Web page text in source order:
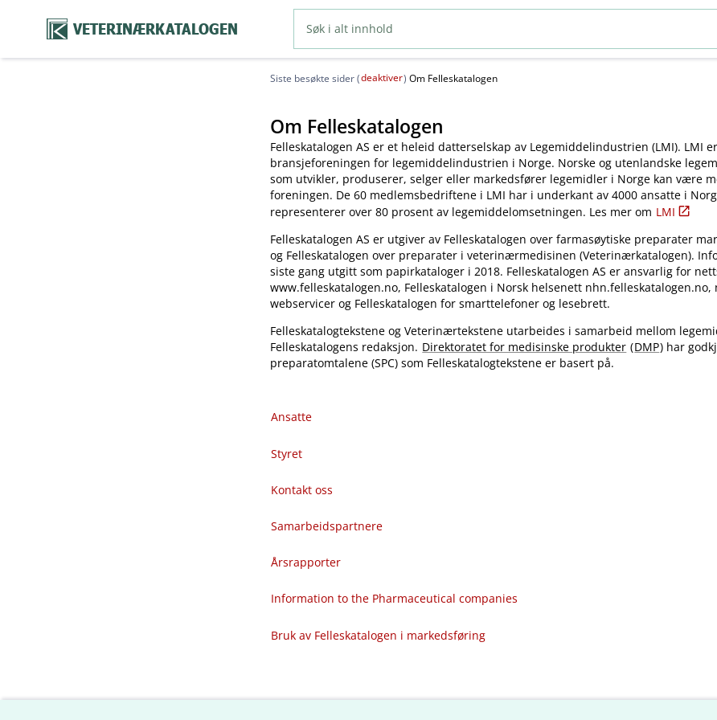
VETERINÆRKATALOGEN
Siste besøkte sider (deaktiver) Om Felleskatalogen
Om Felleskatalogen
Felleskatalogen AS er et heleid datterselskap av Legemiddelindustrien (LMI). LMI er
bransjeforeningen for legemiddelindustrien i Norge. Norske og utenlandske
som utvikler, produserer, selger eller markedsfører legemidler i Norge kan være
foreningen. De 60 medlemsbedriftene i LMI har i underkant av 4000 ansatte i
representerer over 80 prosent av legemiddelomsetningen. Les mer om LMI
Felleskatalogen AS er utgiver av Felleskatalogen over farmasøytiske preparater
og Felleskatalogen over preparater i veterinærmedisinen (Veterinærkatalogen).
siste gang utgitt som papirkataloger i 2018. Felleskatalogen AS er ansvarlig for
www.felleskatalogen.no, Felleskatalogen i Norsk helsenett nhn.felleskatalogen.no,
webservicer og Felleskatalogen for smarttelefoner og lesebrett.
Felleskatalogtekstene og Veterinærtekstene utarbeides i samarbeid mellom
Felleskatalogens redaksjon. Direktoratet for medisinske produkter (DMP) har
preparatomtalene (SPC) som Felleskatalogtekstene er basert på.
Ansatte
Styret
Kontakt oss
Samarbeidspartnere
Årsrapporter
Information to the Pharmaceutical companies
Bruk av Felleskatalogen i markedsføring